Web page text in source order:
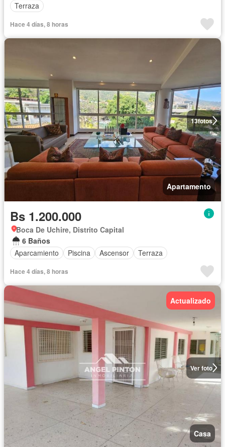
Terraza
Hace 4 días, 8 horas
13fotos
Apartamento
Bs 1.200.000
Boca De Uchire, Distrito Capital
6 Baños
Aparcamiento
Piscina Ascensor Terraza
Hace 4 días, 8 horas
Ver foto
Actualizado
Casa